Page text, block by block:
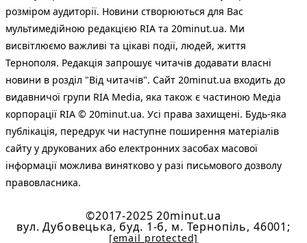
розміром аудиторії. Новини створюються для Вас
мультимедійною редакцією RIA та 20minut.ua. Ми
висвітлюємо важливі та цікаві події, людей, життя
Тернополя. Редакція запрошує читачів додавати власні
новини в розділ "Від читачів". Сайт 20minut.ua входить до
видавничої групи RIA Media, яка також є частиною Медіа
корпорації RIA © 20minut.ua. Усі права захищені. Будь-яка
публiкацiя, передрук чи наступне поширення матеріалів
сайту у друкованих або електронних засобах масової
інформації можлива винятково у разі письмового дозволу
правовласника.
©2017-2025 20minut.ua
вул. Дубовецька, буд. 1-б, м. Тернопіль, 46001;
[email protected]